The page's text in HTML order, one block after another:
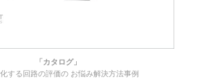
「カタログ」
する回路の評価の お悩み解決方法事例